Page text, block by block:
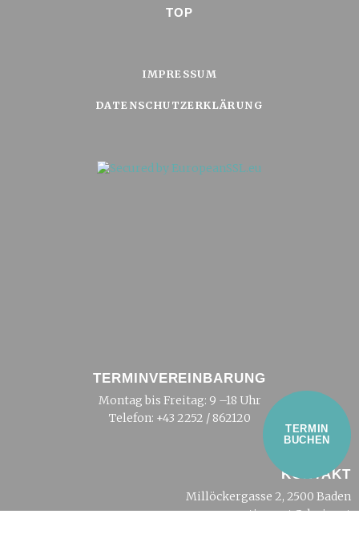
TOP
IMPRESSUM
DATENSCHUTZERKLÄRUNG
TERMIN
BUCHEN
TERMINVEREINBARUNG
Montag bis Freitag: 9 –18 Uhr
Telefon: +43 2252 / 862120
KONTAKT
Millöckergasse 2, 2500 Baden
tierarzt@dreier.at